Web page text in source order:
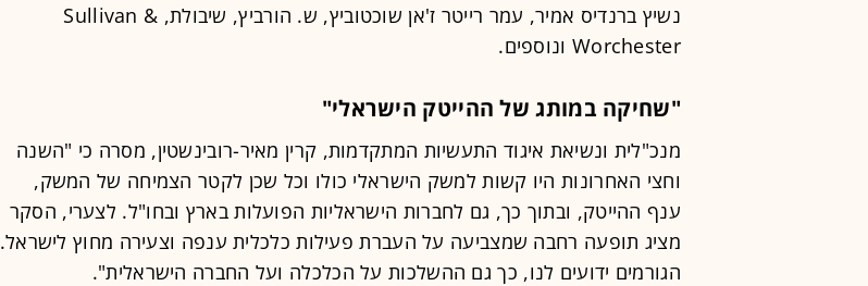
נשיץ ברנדיס אמיר, עמר רייטר ז'אן שוכטוביץ, ש. הורביץ, שיבולת, Sullivan &
Worchester ונוספים.
"שחיקה במותג של ההייטק הישראלי"
מנכ"לית ונשיאת איגוד התעשיות המתקדמות, קרין מאיר-רובינשטין, מסרה כי "השנה
וחצי האחרונות היו קשות למשק הישראלי כולו וכל שכן לקטר הצמיחה של המשק,
ענף ההייטק, ובתוך כך, גם לחברות הישראליות הפועלות בארץ ובחו"ל. לצערי, הסקר
מציג תופעה רחבה שמצביעה על העברת פעילות כלכלית ענפה וצעירה מחוץ לישראל.
הגורמים ידועים לנו, כך גם ההשלכות על הכלכלה ועל החברה הישראלית".